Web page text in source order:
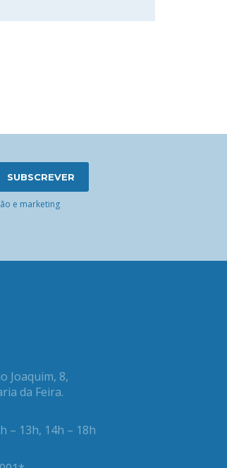
e marketing
Joaquim, 8,
da Feira.
– 13h, 14h – 18h